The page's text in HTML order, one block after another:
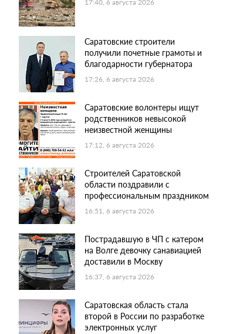
17:40, 6 августа 2026
Саратовские строители
получили почетные грамоты и
благодарности губернатора
17:26, 6 августа 2026
Саратовские волонтеры ищут
родственников невысокой
неизвестной женщины
17:12, 6 августа 2026
Строителей Саратовской
области поздравили с
профессиональным праздником
16:51, 6 августа 2026
Пострадавшую в ЧП с катером
на Волге девочку санавиацией
доставили в Москву
16:37, 6 августа 2026
Саратовская область стала
второй в России по разработке
электронных услуг